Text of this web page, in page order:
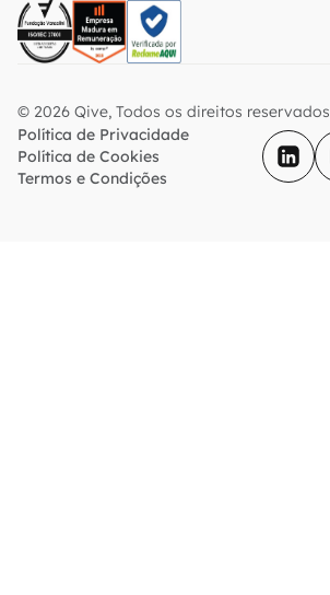
© 2026 Qive, Todos os direitos reservados
Política de Privacidade
Política de Cookies
Termos e Condições